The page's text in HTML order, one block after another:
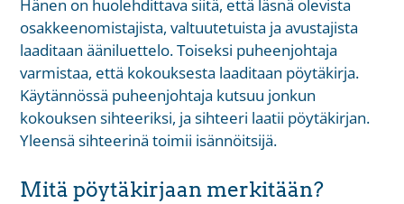
Hänen on huolehdittava siitä, että läsnä olevista
osakkeenomistajista, valtuutetuista ja avustajista
laaditaan ääniluettelo. Toiseksi puheenjohtaja
varmistaa, että kokouksesta laaditaan pöytäkirja.
Käytännössä puheenjohtaja kutsuu jonkun
kokouksen sihteeriksi, ja sihteeri laatii pöytäkirjan.
Yleensä sihteerinä toimii isännöitsijä.
Mitä pöytäkirjaan merkitään?